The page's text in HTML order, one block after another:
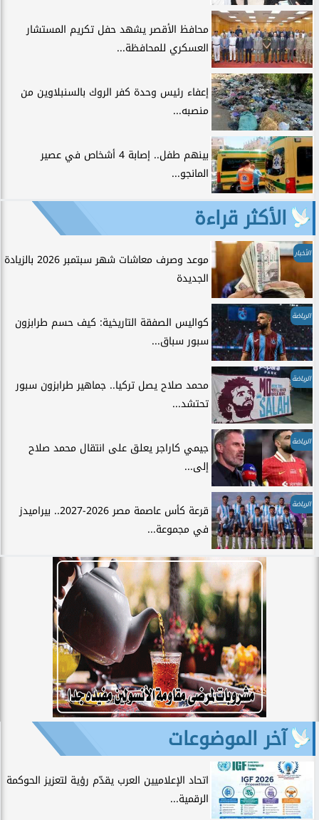
محافظ الأقصر يشهد حفل تكريم المستشار
العسكري للمحافظة...
إعفاء رئيس وحدة كفر الروك بالسنبلاوين من
منصبه...
بينهم طفل.. إصابة 4 أشخاص في عصير
المانجو...
الأكثر قراءة
الأخبار
موعد وصرف معاشات شهر سبتمبر 2026 بالزيادة
الجديدة
الرياضة
كواليس الصفقة التاريخية: كيف حسم طرابزون
سبور سباق...
الرياضة
محمد صلاح يصل تركيا.. جماهير طرابزون سبور
تحتشد...
الرياضة
جيمي كاراجر يعلق على انتقال محمد صلاح
إلى...
الرياضة
قرعة كأس عاصمة مصر 2026-2027.. بيراميدز
في مجموعة...
آخر الموضوعات
اتحاد الإعلاميين العرب يقدّم رؤية لتعزيز الحوكمة
الرقمية...